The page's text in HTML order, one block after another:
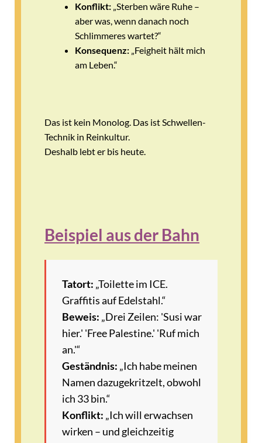
Konflikt: „Sterben wäre Ruhe –
aber was, wenn danach noch
Schlimmeres wartet?“
Konsequenz: „Feigheit hält mich
am Leben.“
Das ist kein Monolog. Das ist Schwellen-
Technik in Reinkultur.
Deshalb lebt er bis heute.
Beispiel aus der Bahn
Tatort: „Toilette im ICE.
Graffitis auf Edelstahl.“
Beweis: „Drei Zeilen: 'Susi war
hier.' 'Free Palestine.' 'Ruf mich
an.'“
Geständnis: „Ich habe meinen
Namen dazugekritzelt, obwohl
ich 33 bin.“
Konflikt: „Ich will erwachsen
wirken – und gleichzeitig